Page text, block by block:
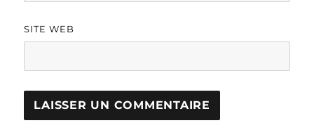
SITE WEB